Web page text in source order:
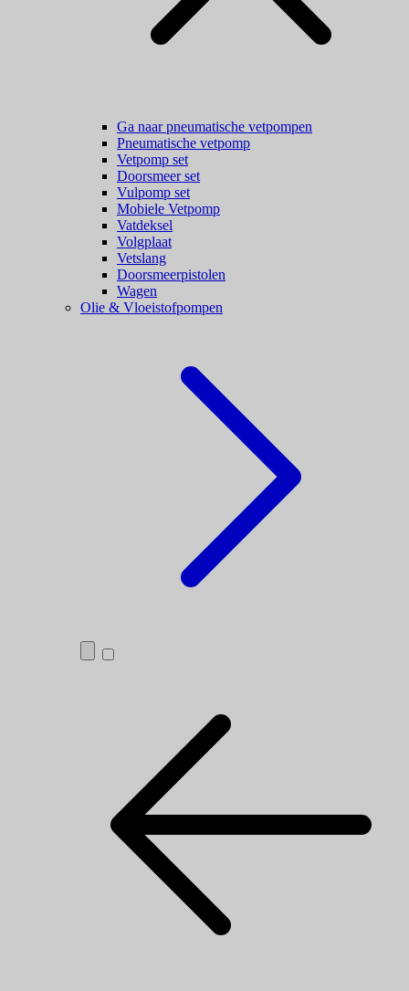
Ga naar pneumatische vetpompen
Pneumatische vetpomp
Vetpomp set
Doorsmeer set
Vulpomp set
Mobiele Vetpomp
Vatdeksel
Volgplaat
Vetslang
Doorsmeerpistolen
Wagen
Olie & Vloeistofpompen